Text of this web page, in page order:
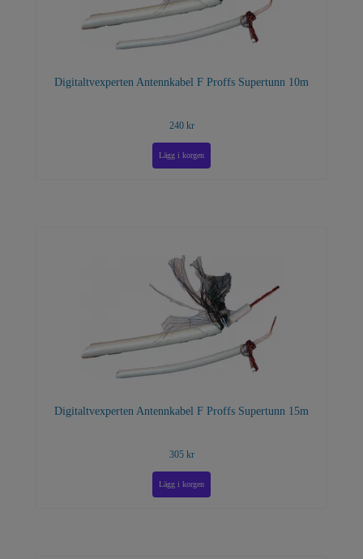
Digitaltvexperten Antennkabel F Proffs Supertunn 10m
240 kr
Digitaltvexperten Antennkabel F Proffs Supertunn 15m
305 kr